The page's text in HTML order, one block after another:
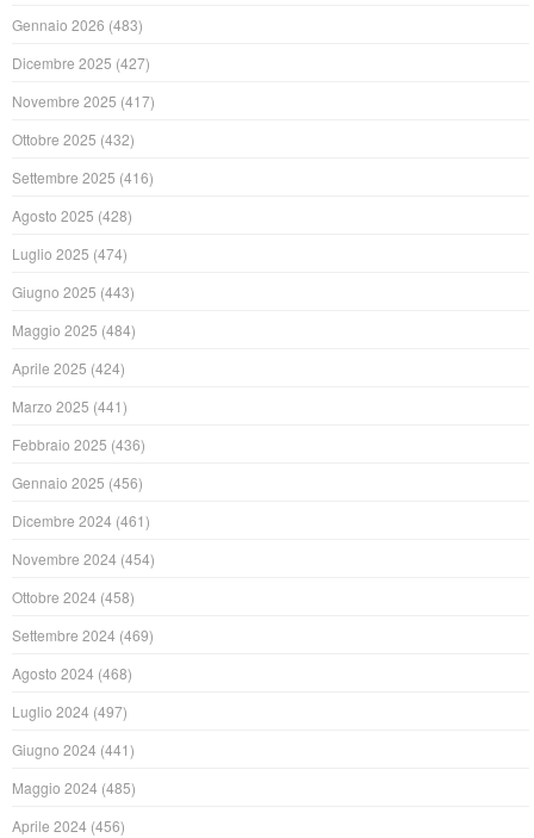
Gennaio 2026 (483)
Dicembre 2025 (427)
Novembre 2025 (417)
Ottobre 2025 (432)
Settembre 2025 (416)
Agosto 2025 (428)
Luglio 2025 (474)
Giugno 2025 (443)
Maggio 2025 (484)
Aprile 2025 (424)
Marzo 2025 (441)
Febbraio 2025 (436)
Gennaio 2025 (456)
Dicembre 2024 (461)
Novembre 2024 (454)
Ottobre 2024 (458)
Settembre 2024 (469)
Agosto 2024 (468)
Luglio 2024 (497)
Giugno 2024 (441)
Maggio 2024 (485)
Aprile 2024 (456)